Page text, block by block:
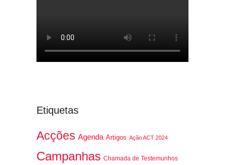
Etiquetas
Acções Agenda Artigos Ação ACT 2024
Campanhas Chamada de Testemunhos